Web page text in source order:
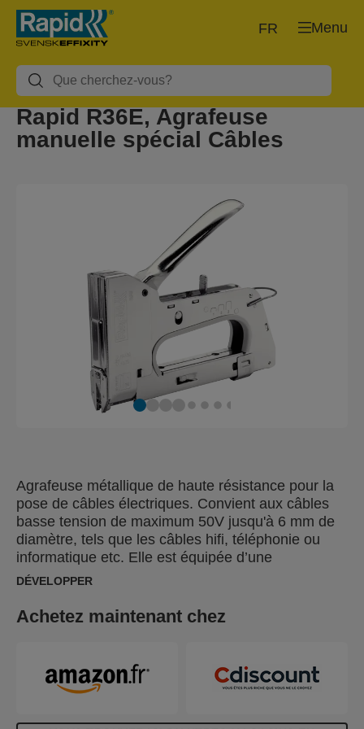
Menu
FR
Rapid R36E, Agrafeuse
manuelle spécial Câbles
Agrafeuse métallique de haute résistance pour la
pose de câbles électriques. Convient aux câbles
basse tension de maximum 50V jusqu'à 6 mm de
diamètre, tels que les câbles hifi, téléphonie ou
informatique etc. Elle est équipée d’une
technologie brevetée, la technologie Powercurve,
soulager les muscles de l'avant-bras en réduisant
Parfaite pour les utilisations journalières et
intensives.
DÉVELOPPER
Achetez maintenant chez